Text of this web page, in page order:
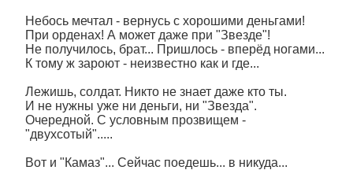
Небось мечтал - вернусь с хорошими деньгами!
При орденах! А может даже при "Звезде"!
Не получилось, брат... Пришлось - вперёд ногами...
К тому ж зароют - неизвестно как и где...
Лежишь, солдат. Никто не знает даже кто ты.
И не нужны уже ни деньги, ни "Звезда".
Очередной. С условным прозвищем -
"двухсотый".....
Вот и "Камаз"... Сейчас поедешь... в никуда...